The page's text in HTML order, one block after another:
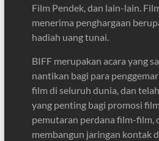
Film Pendek, dan lain-lain.
menerima penghargaan
hadiah uang tunai.
BIFF merupakan acara yang
nantikan bagi para
film di seluruh dunia, dan
yang penting bagi promosi
pemutaran perdana film-film,
membangun jaringan kontak